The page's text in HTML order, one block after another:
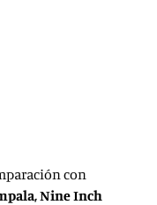
con
Nine Inch